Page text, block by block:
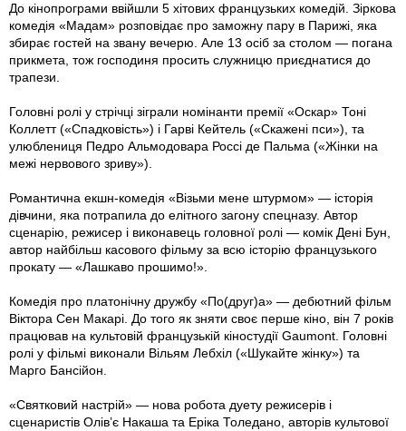
До кінопрограми ввійшли 5 хітових французьких комедій. Зіркова
комедія «Мадам» розповідає про заможну пару в Парижі, яка
збирає гостей на звану вечерю. Але 13 осіб за столом — погана
прикмета, тож господиня просить служницю приєднатися до
трапези.
Головні ролі у стрічці зіграли номінанти премії «Оскар» Тоні
Коллетт («Спадковість») і Гарві Кейтель («Скажені пси»), та
улюблениця Педро Альмодовара Россі де Пальма («Жінки на
межі нервового зриву»).
Романтична екшн-комедія «Візьми мене штурмом» — історія
дівчини, яка потрапила до елітного загону спецназу. Автор
сценарію, режисер і виконавець головної ролі — комік Дені Бун,
автор найбільш касового фільму за всю історію французького
прокату — «Лашкаво прошимо!».
Комедія про платонічну дружбу «По(друг)а» — дебютний фільм
Віктора Сен Макарі. До того як зняти своє перше кіно, він 7 років
працював на культовій французькій кіностудії Gaumont. Головні
ролі у фільмі виконали Вільям Лебхіл («Шукайте жінку») та
Марго Бансійон.
«Святковий настрій» — нова робота дуету режисерів і
сценаристів Олів’є Накаша та Еріка Толедано, авторів культової